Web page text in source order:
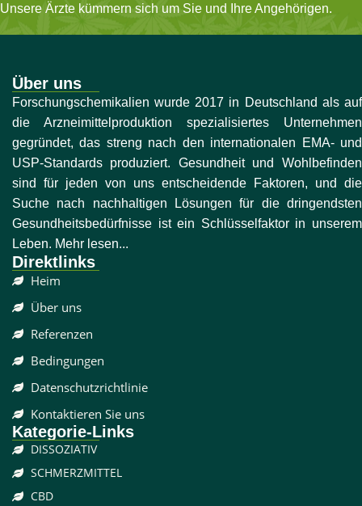
Unsere Ärzte kümmern sich um Sie und Ihre Angehörigen.
Über uns
Forschungschemikalien wurde 2017 in Deutschland als auf
die Arzneimittelproduktion spezialisiertes Unternehmen
gegründet, das streng nach den internationalen EMA- und
USP-Standards produziert. Gesundheit und Wohlbefinden
sind für jeden von uns entscheidende Faktoren, und die
Suche nach nachhaltigen Lösungen für die dringendsten
Gesundheitsbedürfnisse ist ein Schlüsselfaktor in unserem
Leben. Mehr lesen...
Direktlinks
Heim
Über uns
Referenzen
Bedingungen
Datenschutzrichtlinie
Kontaktieren Sie uns
Kategorie-Links
DISSOZIATIV
SCHMERZMITTEL
CBD